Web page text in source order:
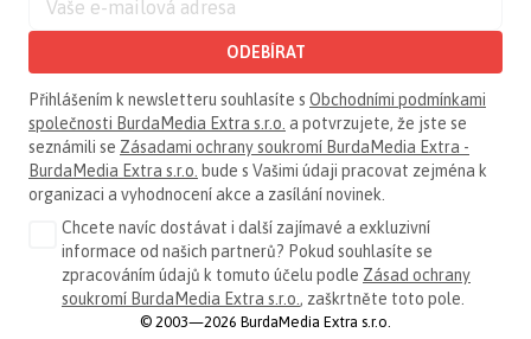
ODEBÍRAT
Přihlášením k newsletteru souhlasíte s Obchodními podmínkami
společnosti BurdaMedia Extra s.r.o. a potvrzujete, že jste se
seznámili se Zásadami ochrany soukromí BurdaMedia Extra -
BurdaMedia Extra s.r.o. bude s Vašimi údaji pracovat zejména k
organizaci a vyhodnocení akce a zasílání novinek.
Chcete navíc dostávat i další zajímavé a exkluzivní
informace od našich partnerů? Pokud souhlasíte se
zpracováním údajů k tomuto účelu podle Zásad ochrany
soukromí BurdaMedia Extra s.r.o., zaškrtněte toto pole.
© 2003—2026 BurdaMedia Extra s.r.o.